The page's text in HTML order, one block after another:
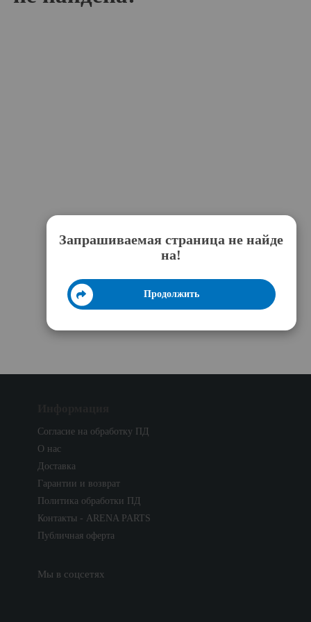
Запрашиваемая страница не найде
на!
Продолжить
Согласие на обработку ПД
О нас
Доставка
Гарантии и возврат
Политика обработки ПД
Контакты - ARENA PARTS
Публичная оферта
Мы в соцсетях